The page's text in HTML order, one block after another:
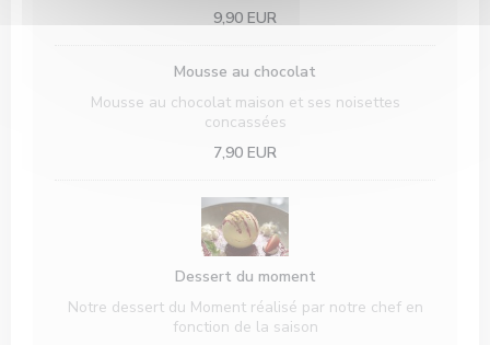
9,90 EUR
Mousse au chocolat
Mousse au chocolat maison et ses noisettes
concassées
7,90 EUR
Dessert du moment
Notre dessert du Moment réalisé par notre chef en
fonction de la saison